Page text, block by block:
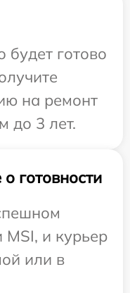
будет готово
на ремонт
до 3 лет.
готовности
MSI, и курьер
или в